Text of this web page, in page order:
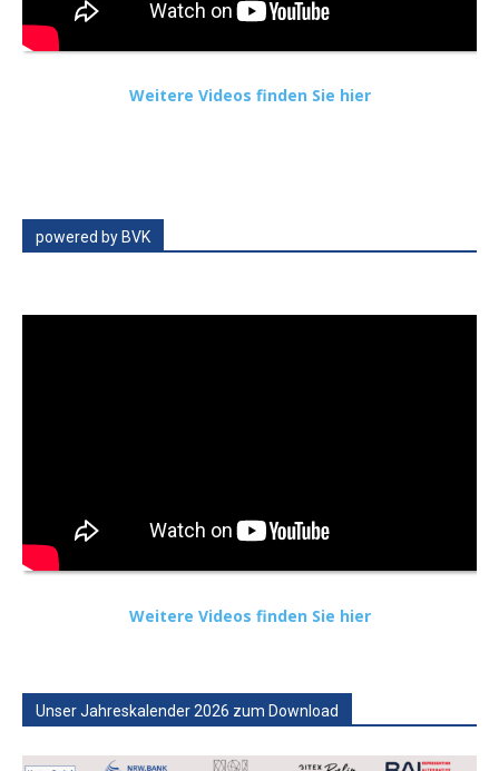
Weitere Videos finden Sie hier
powered by BVK
Weitere Videos finden Sie hier
Unser Jahreskalender 2026 zum Download